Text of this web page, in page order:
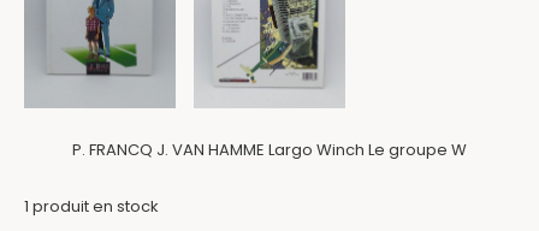
P. FRANCQ J. VAN HAMME Largo Winch Le groupe W
1 produit en stock